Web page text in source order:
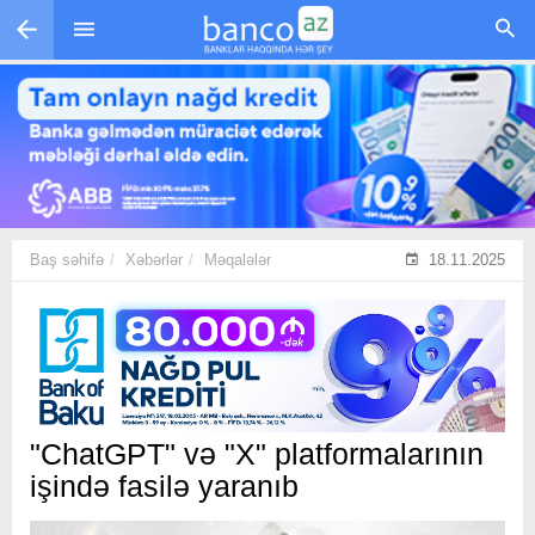
Skip to main content
Baş səhifə Xəbərlər Məqalələr 18.11.2025
"ChatGPT" və "X" platformalarının
işində fasilə yaranıb